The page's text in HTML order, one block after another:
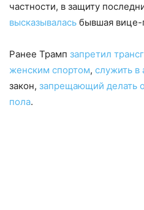
частности, в защиту
высказывалась бывшая вице-
Ранее Трамп запретил
женским спортом, служить в
закон, запрещающий делать
пола.